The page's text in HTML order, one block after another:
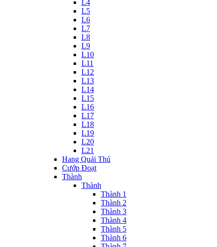
L4
L5
L6
L7
L8
L9
L10
L11
L12
L13
L14
L15
L16
L17
L18
L19
L20
L21
Hang Quái Thú
Cướp Đoạt
Thành
Thành
Thành 1
Thành 2
Thành 3
Thành 4
Thành 5
Thành 6